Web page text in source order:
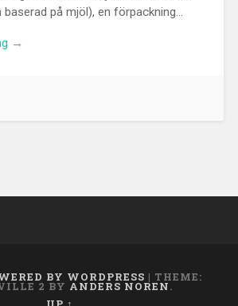
på mjöl), en förpackning...
→
BY WORDPRESS | THEME:
2 BY ANDERS NOREN.